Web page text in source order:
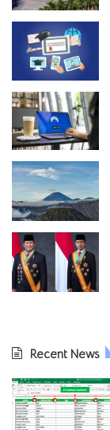
Recent News